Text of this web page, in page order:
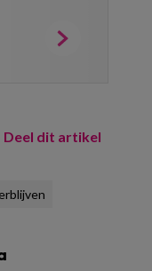
Deel dit artikel